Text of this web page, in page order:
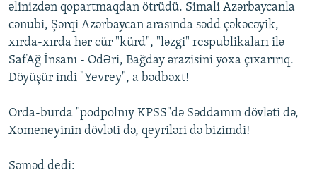
əlinizdən qopartmaqdan ötrüdü. Simali Azərbaycanla
cənubi, Şərqi Azərbaycan arasında sədd çəkəcəyik,
xırda-xırda hər cür "kürd", "ləzgi" respublikaları ilə
SafAğ İnsanı - OdƏri, Bağday ərazisini yoxa çıxarırıq.
Döyüşür indi "Yevrey", a bədbəxt!
Orda-burda "podpolnıy KPSS"də Səddamın dövləti də,
Xomeneyinin dövləti də, qeyriləri də bizimdi!
Səməd dedi: